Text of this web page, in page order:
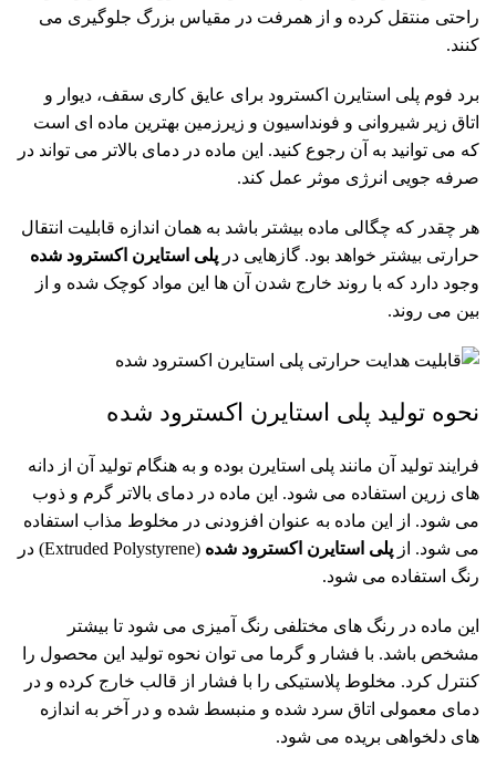
راحتی منتقل کرده و از همرفت در مقیاس بزرگ جلوگیری می
کنند.
برد فوم پلی استایرن اکسترود برای عایق کاری سقف، دیوار و
اتاق زیر شیروانی و فونداسیون و زیرزمین بهترین ماده ای است
که می توانید به آن رجوع کنید. این ماده در دمای بالاتر می تواند در
صرفه جویی انرژی موثر عمل کند.
هر چقدر که چگالی ماده بیشتر باشد به همان اندازه قابلیت انتقال
حرارتی بیشتر خواهد بود. گازهایی در پلی استایرن اکسترود شده
وجود دارد که با روند خارج شدن آن ها این مواد کوچک شده و از
بین می روند.
نحوه تولید پلی استایرن اکسترود شده
فرایند تولید آن مانند پلی استایرن بوده و به هنگام تولید آن از دانه
های زرین استفاده می شود. این ماده در دمای بالاتر گرم و ذوب
می شود. از این ماده به عنوان افزودنی در مخلوط مذاب استفاده
می شود. از پلی استایرن اکسترود شده
(Extruded Polystyrene) در
رنگ استفاده می شود.
این ماده در رنگ های مختلفی رنگ آمیزی می شود تا بیشتر
مشخص باشد. با فشار و گرما می توان نحوه تولید این محصول را
کنترل کرد. مخلوط پلاستیکی را با فشار از قالب خارج کرده و در
دمای معمولی اتاق سرد شده و منبسط شده و در آخر به اندازه
های دلخواهی بریده می شود.